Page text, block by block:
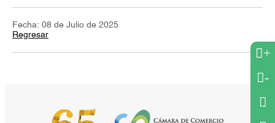
Fecha: 08 de Julio de 2025
Regresar
+
-